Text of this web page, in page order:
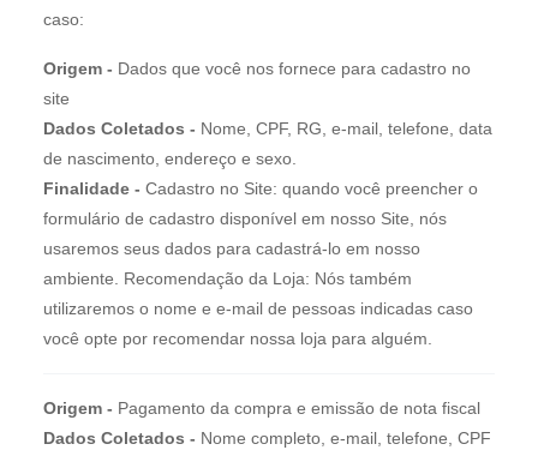
caso:
Origem - Dados que você nos fornece para cadastro no
site
Dados Coletados - Nome, CPF, RG, e-mail, telefone, data
de nascimento, endereço e sexo.
Finalidade - Cadastro no Site: quando você preencher o
formulário de cadastro disponível em nosso Site, nós
usaremos seus dados para cadastrá-lo em nosso
ambiente. Recomendação da Loja: Nós também
utilizaremos o nome e e-mail de pessoas indicadas caso
você opte por recomendar nossa loja para alguém.
Origem - Pagamento da compra e emissão de nota fiscal
Dados Coletados - Nome completo, e-mail, telefone, CPF